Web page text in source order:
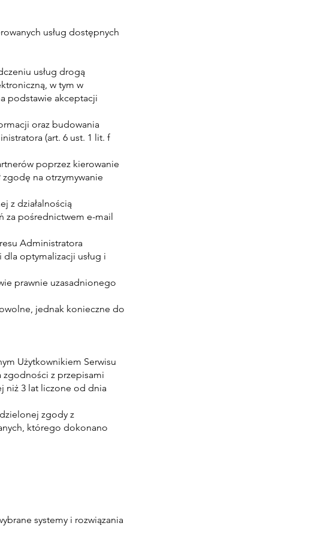
usług dostępnych
usług drogą
w tym w
podstawie akceptacji
oraz budowania
(art. 6 ust. 1 lit. f
poprzez kierowanie
na otrzymywanie
z działalnością
za pośrednictwem e-mail
Administratora
optymalizacji usług i
prawnie uzasadnionego
jednak konieczne do
Użytkownikiem Serwisu
zgodności z przepisami
niż 3 lat liczone od dnia
zgody z
którego dokonano
systemy i rozwiązania